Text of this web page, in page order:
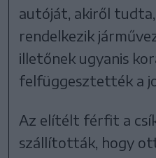
autóját, akiről
rendelkezik
illetőnek ugyanis
felfüggesztették a
Az elítélt férfit a
szállították, hogy